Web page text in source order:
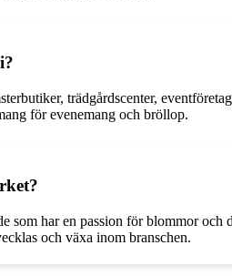
trädgårdscenter,
för evenemang och bröllop.
som har en passion för blommor
och växa inom branschen.